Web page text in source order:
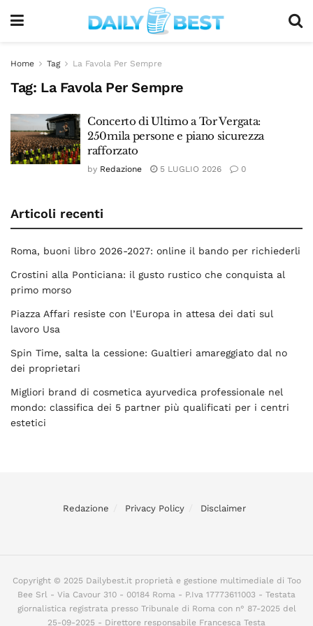
Home Tag La Favola Per Sempre
Tag: La Favola Per Sempre
Concerto di Ultimo a Tor Vergata:
250mila persone e piano sicurezza
rafforzato
by Redazione 5 LUGLIO 2026 0
Articoli recenti
Roma, buoni libro 2026-2027: online il bando per richiederli
Crostini alla Ponticiana: il gusto rustico che conquista al
primo morso
Piazza Affari resiste con l’Europa in attesa dei dati sul
lavoro Usa
Spin Time, salta la cessione: Gualtieri amareggiato dal no
dei proprietari
Migliori brand di cosmetica ayurvedica professionale nel
mondo: classifica dei 5 partner più qualificati per i centri
estetici
Redazione Privacy Policy Disclaimer
Copyright © 2025 Dailybest.it proprietà e gestione multimediale di Too
Bee Srl - Via Cavour 310 - 00184 Roma - P.Iva 17773611003 - Testata
giornalistica registrata presso Tribunale di Roma con n° 87-2025 del
25-09-2025 - Direttore responsabile Francesca Testa